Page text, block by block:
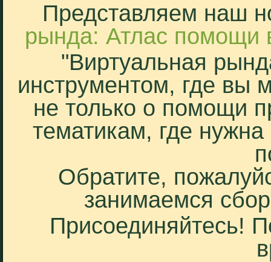
Представляем наш
рында: Атлас помощи
"Виртуальная
инструментом, где вы
не только о помощи
тематикам, где
Обратите,
занимаемся
Присоединяйтесь!